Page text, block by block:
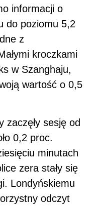
informacji o
do poziomu 5,2
z
kroczkami
w Szanghaju,
wartość o 0,5
zaczęły sesję od
0,2 proc.
minutach
zera stały się
Londyńskiemu
odczyt